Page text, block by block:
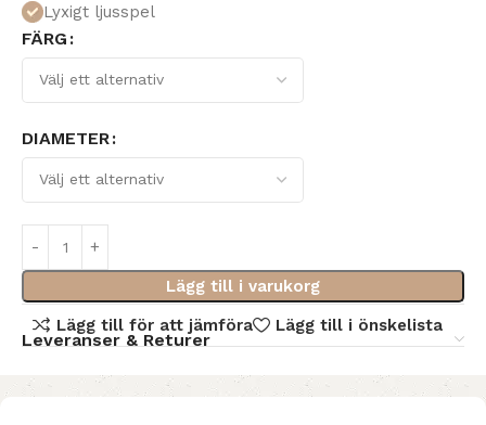
Lyxigt ljusspel
FÄRG
DIAMETER
Lägg till i varukorg
Lägg till för att jämföra
Lägg till i önskelista
Leveranser & Returer